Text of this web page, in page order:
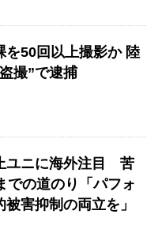
を50回以上撮影か 陸
撮”で逮捕
ユニに海外注目 苦
での道のり「パフォ
害抑制の両立を」